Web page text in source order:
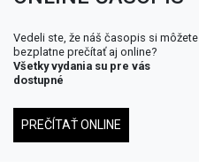
Vedeli ste, že náš časopis si môžete
bezplatne prečítať aj online?
Všetky vydania su pre vás
dostupné
PREČÍTAŤ ONLINE